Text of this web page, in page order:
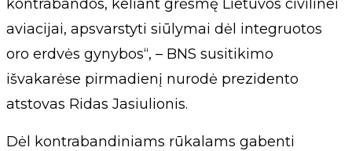
kontrabandos, keliant grėsmę Lietuvos civilinei
aviacijai, apsvarstyti siūlymai dėl integruotos
oro erdvės gynybos“, – BNS susitikimo
išvakarėse pirmadienį nurodė prezidento
atstovas Ridas Jasiulionis.
Dėl kontrabandiniams rūkalams gabenti